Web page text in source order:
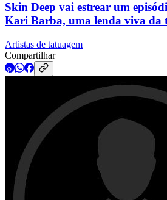
Skin Deep vai estrear um
Kari Barba, uma lenda viva da
Artistas de tatuagem
Compartilhar